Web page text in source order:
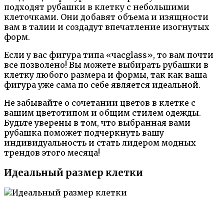
подходят рубашки в клетку с небольшими
клеточками. Они добавят объема и изящности
вам в талии и создадут впечатление изогнутых
форм.
Если у вас фигура типа «часglass», то вам почти
все позволено! Вы можете выбирать рубашки в
клетку любого размера и формы, так как ваша
фигура уже сама по себе является идеальной.
Не забывайте о сочетании цветов в клетке с
вашим цветотипом и общим стилем одежды.
Будьте уверены в том, что выбранная вами
рубашка поможет подчеркнуть вашу
индивидуальность и стать лидером модных
трендов этого месяца!
Идеальный размер клетки